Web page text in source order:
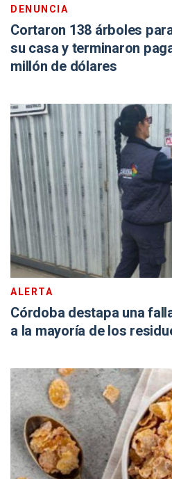
DENUNCIA
Cortaron 138 árboles
su casa y terminaron
millón de dólares
ALERTA
Córdoba destapa una
a la mayoría de los